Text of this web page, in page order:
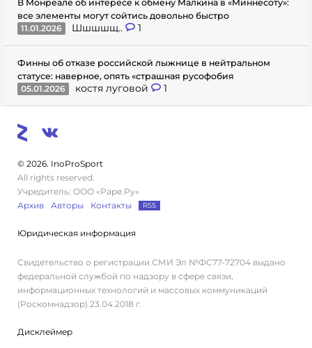
В Монреале об интересе к обмену Малкина в «Миннесоту»:
все элементы могут сойтись довольно быстро
11.01.2026
Шшшшщ.. 1
Финны об отказе российской лыжнице в нейтральном
статусе: наверное, опять «страшная русофобия
05.01.2026
костя луговой 1
© 2026. InoProSport
All rights reserved.
Учредитель: ООО «Раре.Ру»
Архив
Авторы Контакты RSS
Юридическая информация
Свидетельство о регистрации СМИ Эл №ФС77-72704 выдано
федеральной службой по надзору в сфере связи,
информационных технологий и массовых коммуникаций
(Роскомнадзор) 23.04.2018 г.
Дисклеймер